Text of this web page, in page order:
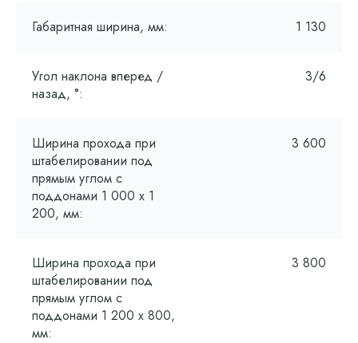
Габаритная ширина, мм: 1 130
Угол наклона вперед /
назад, °:
3/6
Ширина прохода при
штабелировании под
прямым углом с
поддонами 1 000 х 1
200, мм:
3 600
Ширина прохода при
штабелировании под
прямым углом с
поддонами 1 200 x 800,
мм:
3 800